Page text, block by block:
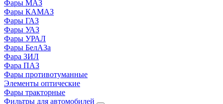
Фары МАЗ
Фары КАМАЗ
Фары ГАЗ
Фары УАЗ
Фары УРАЛ
Фары БелАЗа
Фара ЗИЛ
Фара ПАЗ
Фары противотуманные
Элементы оптические
Фары тракторные
Фильтры для автомобилей